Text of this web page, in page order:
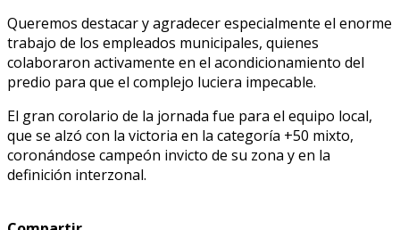
Queremos destacar y agradecer especialmente el enorme
trabajo de los empleados municipales, quienes
colaboraron activamente en el acondicionamiento del
predio para que el complejo luciera impecable.
El gran corolario de la jornada fue para el equipo local,
que se alzó con la victoria en la categoría +50 mixto,
coronándose campeón invicto de su zona y en la
definición interzonal.